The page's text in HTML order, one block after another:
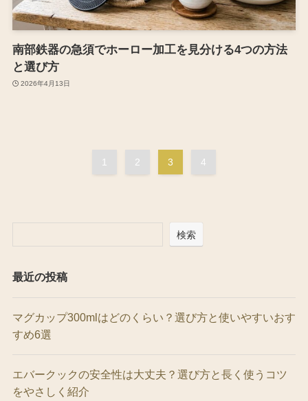
南部鉄器の急須でホーロー加工を見分ける4つの方法
と選び方
2026年4月13日
1 2 3 4
検索
最近の投稿
マグカップ300mlはどのくらい？選び方と使いやすいおす
すめ6選
エバークックの安全性は大丈夫？選び方と長く使うコツ
をやさしく紹介